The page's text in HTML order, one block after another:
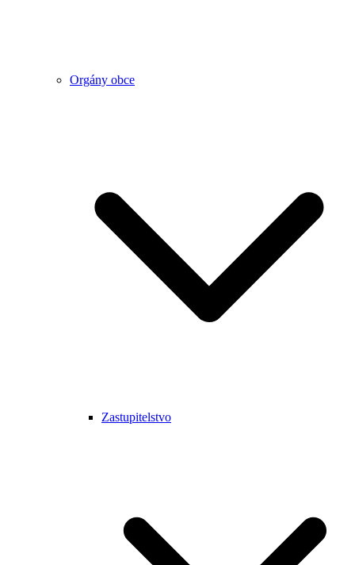
Orgány obce
Zastupitelstvo